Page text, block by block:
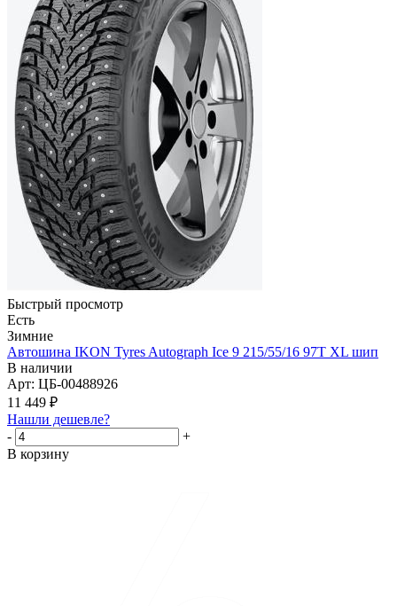
Быстрый просмотр
Есть
Зимние
Автошина IKON Tyres Autograph Ice 9 215/55/16 97T XL шип
В наличии
Арт: ЦБ-00488926
11 449 ₽
Нашли дешевле?
-
+
В корзину